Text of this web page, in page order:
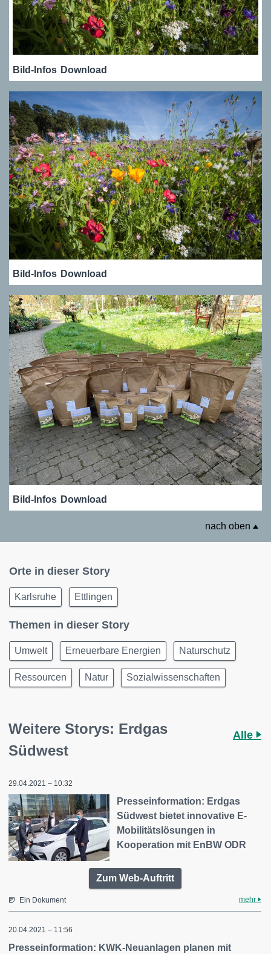
Bild-Infos Download
Bild-Infos Download
Bild-Infos Download
nach oben
Orte in dieser Story
Karlsruhe Ettlingen
Themen in dieser Story
Umwelt Erneuerbare Energien Naturschutz
Ressourcen Natur Sozialwissenschaften
Weitere Storys: Erdgas
Südwest
Alle
29.04.2021 – 10:32
Presseinformation: Erdgas
Südwest bietet innovative E-
Mobilitätslösungen in
Kooperation mit EnBW ODR
Zum Web-Auftritt
Ein Dokument mehr
20.04.2021 – 11:56
Presseinformation: KWK-Neuanlagen planen mit